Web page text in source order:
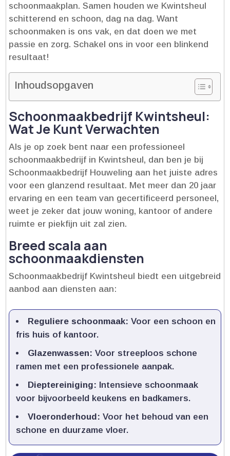
schoonmaakplan.​ Samen houden we Kwintsheul
schitterend en schoon, dag na dag.​ Want
schoonmaken is ons vak, en dat doen we met
passie en zorg.​ Schakel ons in voor een blinkend
resultaat!
Inhoudsopgaven
Schoonmaakbedrijf Kwintsheul:
Wat Je Kunt Verwachten
Als je op zoek bent naar een professioneel
schoonmaakbedrijf in Kwintsheul, dan ben je bij
Schoonmaakbedrijf Houweling aan het juiste adres
voor een glanzend resultaat.​ Met meer dan 20 jaar
ervaring en een team van gecertificeerd personeel,
weet je zeker dat jouw woning, kantoor of andere
ruimte er piekfijn uit zal zien.​
Breed scala aan
schoonmaakdiensten
Schoonmaakbedrijf Kwintsheul biedt een uitgebreid
aanbod aan diensten aan:
Reguliere schoonmaak: Voor een schoon en
fris huis of kantoor.​
Glazenwassen: Voor streeploos schone
ramen met een professionele aanpak.​
Dieptereiniging: Intensieve schoonmaak
voor bijvoorbeeld keukens en badkamers.​
Vloeronderhoud: Voor het behoud van een
schone en duurzame vloer.​